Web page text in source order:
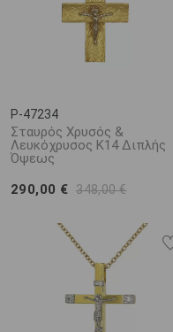
P-47234
Σταυρός Χρυσός &
Λευκόχρυσος Κ14 Διπλής
Όψεως
290,00 € 348,00 €